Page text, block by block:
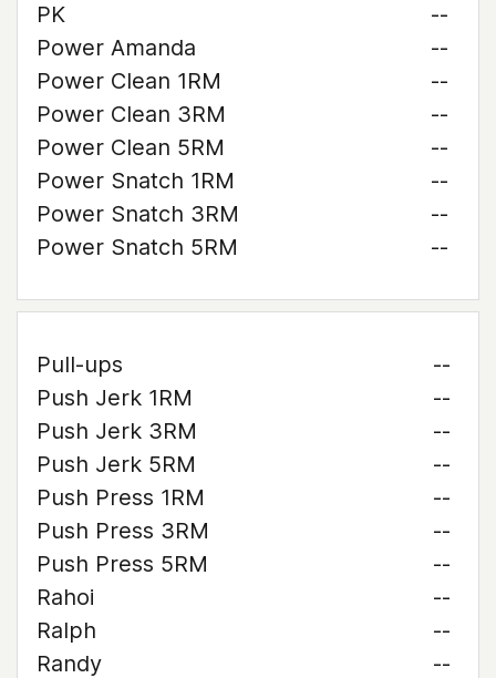
PK
--
Power Amanda
--
Power Clean 1RM
--
Power Clean 3RM
--
Power Clean 5RM
--
Power Snatch 1RM
--
Power Snatch 3RM
--
Power Snatch 5RM
--
Pull-ups
--
Push Jerk 1RM
--
Push Jerk 3RM
--
Push Jerk 5RM
--
Push Press 1RM
--
Push Press 3RM
--
Push Press 5RM
--
Rahoi
--
Ralph
--
Randy
--